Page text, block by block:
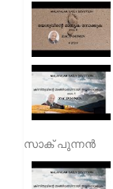
സാക് പുന്നൻ